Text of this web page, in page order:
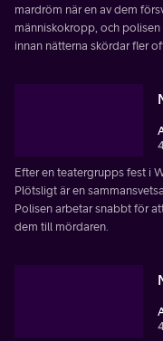
mardröm när en av dem
människokropp, och
innan nätterna skördar fler
Efter en teatergrupps fest i
Plötsligt är en
Polisen arbetar snabbt för
dem till mördaren.